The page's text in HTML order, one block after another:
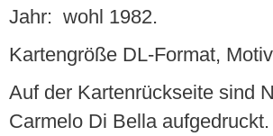
Jahr: wohl 1982.
Kartengröße DL-Format,
Auf der Kartenrückseite sind
Carmelo Di Bella aufgedruckt.